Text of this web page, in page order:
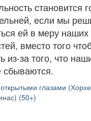
становится
если мы
ей в меру наших
вместо того
из-за того, что
сбываются.
глазами
(50+)